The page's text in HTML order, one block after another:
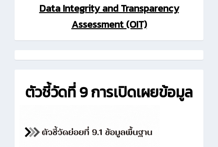
Data Integrity and Transparency
Assessment (OIT)
ตัวชี้วัดที่ 9 การเปิดเผยข้อมูล